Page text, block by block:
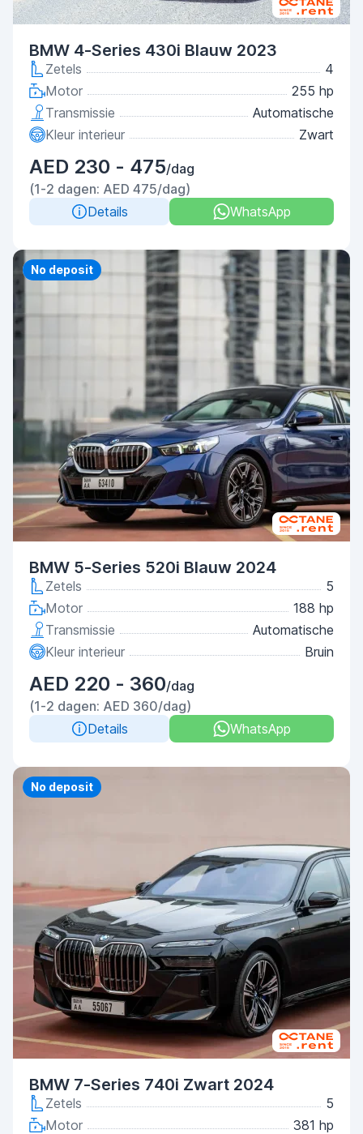
BMW 4-Series 430i Blauw 2023
Zetels
4
Motor
255 hp
Transmissie
Automatische
Kleur interieur
Zwart
AED 230 - 475/dag
(1-2 dagen: AED 475/dag)
Details
WhatsApp
Priority
No deposit
BMW 5-Series 520i Blauw 2024
Zetels
5
Motor
188 hp
Transmissie
Automatische
Kleur interieur
Bruin
AED 220 - 360/dag
(1-2 dagen: AED 360/dag)
Details
WhatsApp
Priority
No deposit
BMW 7-Series 740i Zwart 2024
Zetels
5
Motor
381 hp